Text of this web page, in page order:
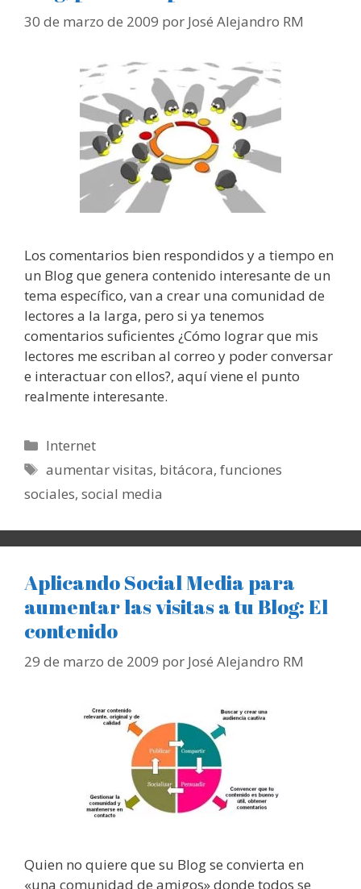
30 de marzo de 2009 por José Alejandro RM
Los comentarios bien respondidos y a tiempo en
un Blog que genera contenido interesante de un
tema específico, van a crear una comunidad de
lectores a la larga, pero si ya tenemos
comentarios suficientes ¿Cómo lograr que mis
lectores me escriban al correo y poder conversar
e interactuar con ellos?, aquí viene el punto
realmente interesante.
Categorías
Internet
Etiquetas
aumentar visitas, bitácora,funciones
sociales, social media
Aplicando Social Media para
aumentar las visitas a tu Blog: El
contenido
29 de marzo de 2009 por José Alejandro RM
Quien no quiere que su Blog se convierta en
«una comunidad de amigos» donde todos se